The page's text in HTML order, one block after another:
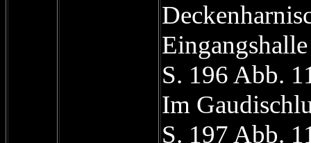
Eingangshalle
S. 196 Abb.
Im
S. 197 Abb.